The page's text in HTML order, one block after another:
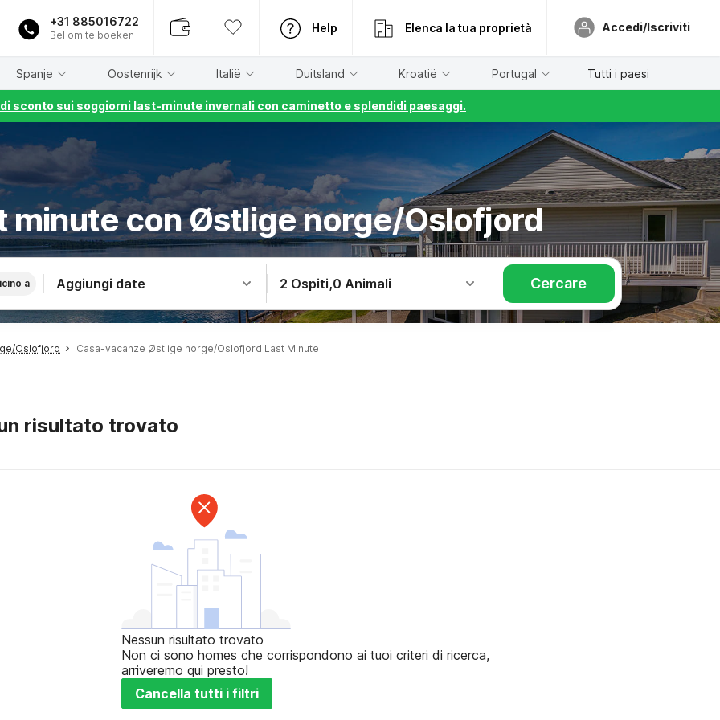
+31 885016722
Bel om te boeken
Help Elenca la tua proprietà Accedi/Iscriviti
Spanje Oostenrijk Italië Duitsland Kroatië Portugal Tutti i paesi
sconto sui soggiorni last-minute invernali con caminetto e splendidi paesaggi.
minute con Østlige norge/Oslofjord
a Aggiungi date 2 Ospiti,0 Animali Cercare
Oslofjord Casa-vacanze Østlige norge/Oslofjord Last Minute
risultato trovato
Nessun risultato trovato
Non ci sono homes che corrispondono ai tuoi criteri di ricerca,
arriveremo qui presto!
Cancella tutti i filtri